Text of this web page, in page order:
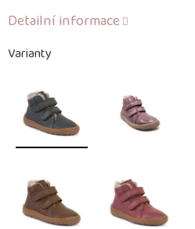
Varianty
Detailní informace